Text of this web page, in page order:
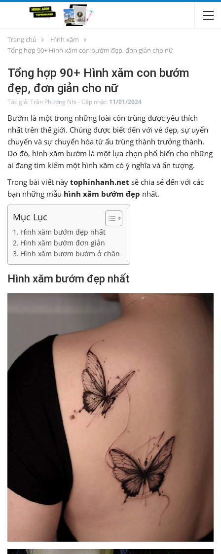
Trang chủ
Hình xăm
Tổng hợp 90+ Hình xăm con bướm đẹp, đơn giản cho nữ
Tổng hợp 90+ Hình xăm con bướm
đẹp, đơn giản cho nữ
Tác giả: Trần Phương Nhi - Cập nhật: 11/01/2024
Bướm là một trong những loài côn trùng được yêu thích
nhất trên thế giới. Chúng được biết đến với vẻ đẹp, sự uyển
chuyển và sự chuyển hóa từ ấu trùng thành trưởng thành.
Do đó, hình xăm bướm là một lựa chọn phổ biến cho những
ai đang tìm kiếm một hình xăm có ý nghĩa và ấn tượng.
Trong bài viết này tophinhanh.net sẽ chia sẻ đến với các
bạn những mẫu hình xăm bướm đẹp nhất.
Mục Lục
Hình xăm bướm đẹp nhất
Hình xăm bướm đơn giản
Hình xăm bươm bướm ở chân
Hình xăm bướm đẹp nhất